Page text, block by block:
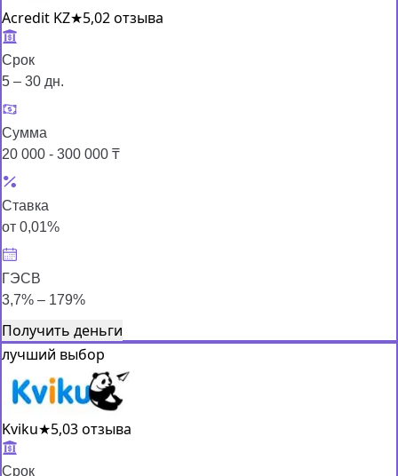
Acredit KZ★5,02 отзыва
Срок
5 – 30 дн.
Сумма
20 000 - 300 000 ₸
Ставка
от 0,01%
ГЭСВ
3,7% – 179%
Получить деньги
лучший выбор
Kviku★5,03 отзыва
Срок